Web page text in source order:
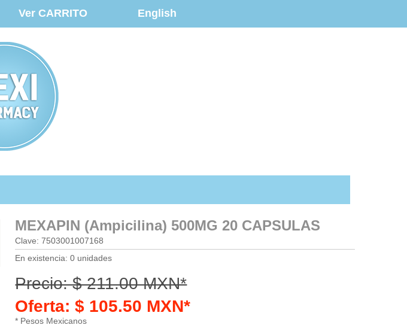
Ver CARRITO English
MEXAPIN (Ampicilina) 500MG 20 CAPSULAS
Clave: 7503001007168
En existencia: 0 unidades
Precio: $ 211.00 MXN*
Oferta: $ 105.50 MXN*
* Pesos Mexicanos